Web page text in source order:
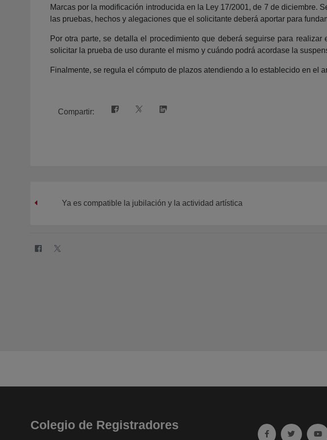
Marcas por la modificación introducida en la Ley 17/2001, de 7 de diciembre.
las pruebas, hechos y alegaciones que el solicitante deberá aportar para
Por otra parte, se detalla el procedimiento que deberá seguirse para
solicitar la prueba de uso durante el mismo y cuándo podrá acordase la
Finalmente, se regula el cómputo de plazos atendiendo a lo establecido en el
Compartir:
Ya es compatible la jubilación y la actividad artística
Colegio de Registradores
Ir a facebook
Ir a